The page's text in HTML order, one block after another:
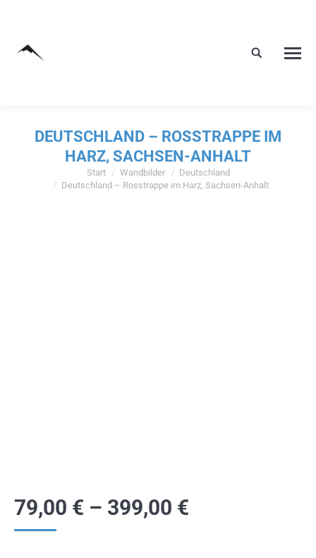
DEUTSCHLAND – ROSSTRAPPE IM
HARZ, SACHSEN-ANHALT
Sie befinden sich hier:
Start Wandbilder
Deutschland
Deutschland – Rosstrappe im Harz, Sachsen-Anhalt
79,00 € – 399,00 €